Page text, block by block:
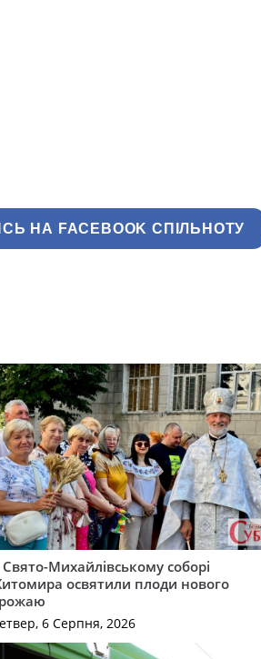
НА FACEBOOK СПІЛЬНОТУ
Михайлівському соборі
освятили плоди нового
6 Серпня, 2026